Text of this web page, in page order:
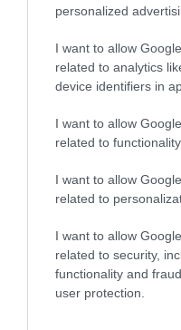
personalized
I want to allow
related to analytics
device identifiers in
I want to allow
related to
I want to allow
related to
I want to allow
related to security,
functionality and
user protection.
8+1 απλές
ενέργεια από το